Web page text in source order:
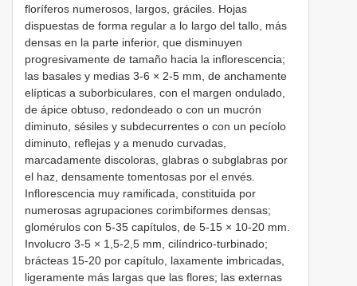
floríferos numerosos, largos, gráciles. Hojas
dispuestas de forma regular a lo largo del tallo, más
densas en la parte inferior, que disminuyen
progresivamente de tamaño hacia la inflorescencia;
las basales y medias 3-6 × 2-5 mm, de anchamente
elípticas a suborbiculares, con el margen ondulado,
de ápice obtuso, redondeado o con un mucrón
diminuto, sésiles y subdecurrentes o con un pecíolo
diminuto, reflejas y a menudo curvadas,
marcadamente discoloras, glabras o subglabras por
el haz, densamente tomentosas por el envés.
Inflorescencia muy ramificada, constituida por
numerosas agrupaciones corimbiformes densas;
glomérulos con 5-35 capítulos, de 5-15 × 10-20 mm.
Involucro 3-5 × 1,5-2,5 mm, cilíndrico-turbinado;
brácteas 15-20 por capítulo, laxamente imbricadas,
ligeramente más largas que las flores; las externas